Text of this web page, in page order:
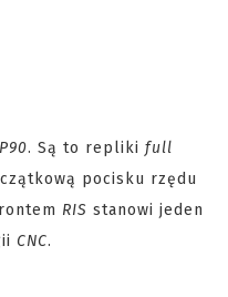
P90. Są to repliki full
pocisku rzędu
RIS stanowi jeden
CNC.